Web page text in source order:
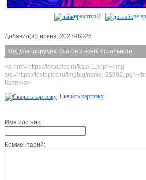
нравится 3 не
Добавил(а): ирина. 2023-09-26
Код для форумов, блогов и всего остального
<a href='https://textopics.ru/kata-1.php'><img
src='https://textopics.ru/imgbig/
Катя</a>
Скачать картинку
Имя или ник:
Комментарий: